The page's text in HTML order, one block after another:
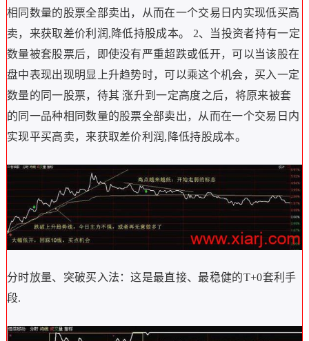
相同数量的股票全部卖出，从而在一个交易日内实现低买高
卖，来获取差价利润,降低持股成本。 2、当投资者持有一定
数量被套股票后，即使没有严重超跌或低开，可以当该股在
盘中表现出现明显上升趋势时，可以乘这个机会，买入一定
数量的同一股票，待其 涨升到一定高度之后，将原来被套
的同一品种相同数量的股票全部卖出，从而在一个交易日内
实现平买高卖，来获取差价利润,降低持股成本。
分时放量、突破买入法：这是最直接、最稳健的T+0套利手
段.